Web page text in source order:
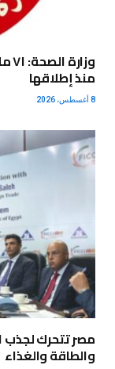
منذ إطلاقها
8 أغسطس، 2026
مصر تتحرك لجذب
والطاقة والغذاء